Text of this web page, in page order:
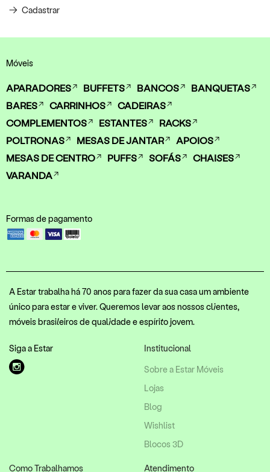
Cadastrar
Móveis
APARADORES BUFFETS BANCOS
BANQUETAS
BARES
CARRINHOS
CADEIRAS
COMPLEMENTOS
ESTANTES
RACKS
POLTRONAS
MESAS DE JANTAR
APOIOS
MESAS DE CENTRO
PUFFS SOFÁS
CHAISES
VARANDA
Formas de pagamento
A Estar trabalha há 70 anos para fazer da sua casa um ambiente
único para estar e viver. Queremos levar aos nossos clientes,
móveis brasileiros de qualidade e espírito jovem.
Como Trabalhamos
Institucional
Sobre a Estar Móveis
Lojas
Blog
Wishlist
Blocos 3D
Atendimento
Siga a Estar